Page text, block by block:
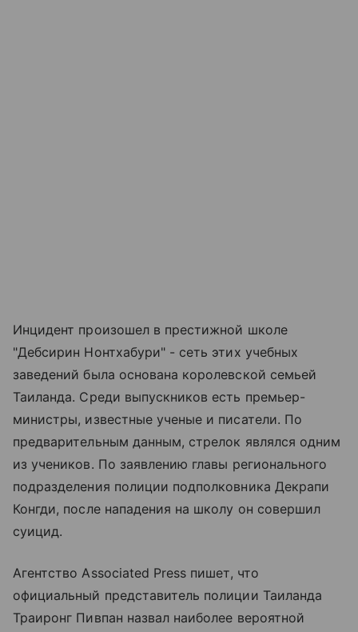
Инцидент произошел в престижной школе
"Дебсирин Нонтхабури" - сеть этих учебных
заведений была основана королевской семьей
Таиланда. Среди выпускников есть премьер-
министры, известные ученые и писатели. По
предварительным данным, стрелок являлся одним
из учеников. По заявлению главы регионального
подразделения полиции подполковника Декрапи
Конгди, после нападения на школу он совершил
суицид.
Агентство Associated Press пишет, что
официальный представитель полиции Таиланда
Траиронг Пивпан назвал наиболее вероятной